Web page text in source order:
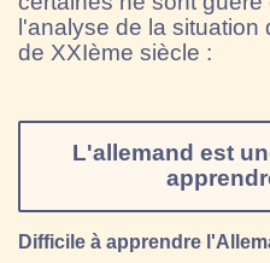
l'analyse de la
de XXIème siècle :
L'allemand est
Difficile à apprendre